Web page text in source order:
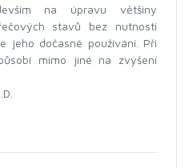
na úpravu většiny
stavů bez nutnosti
jeho dočasné používání. Při
mimo jiné na zvýšení